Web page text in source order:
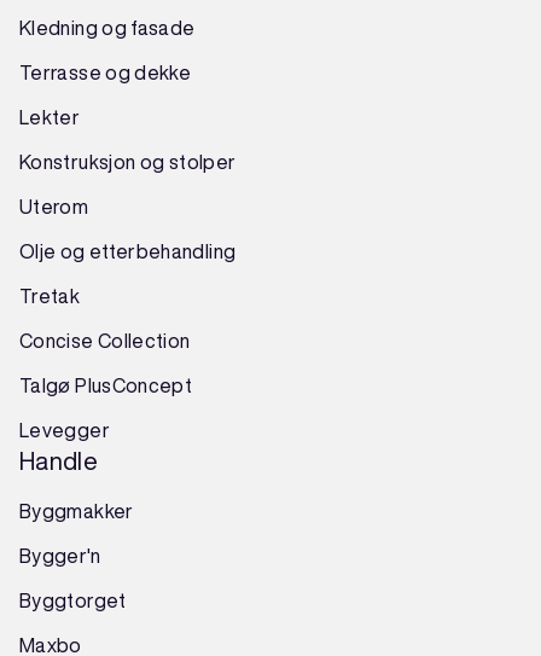
Kledning og fasade
Terrasse og dekke
Lekter
Konstruksjon og stolper
Uterom
Olje og etterbehandling
Tretak
Concise Collection
Talgø PlusConcept
Levegger
Handle
Byggmakker
Bygger'n
Byggtorget
Maxbo